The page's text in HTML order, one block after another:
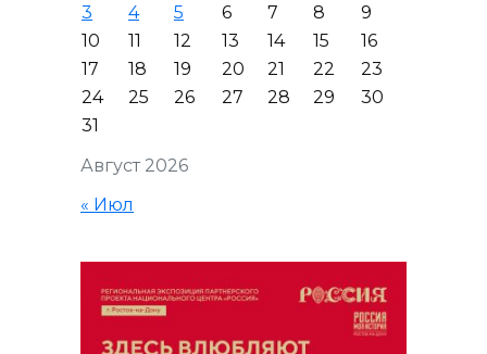
Август 2026
3
4 5 6 7 8
9
10
11 12 13 14 15
16
17
18 19 20 21 22
23
24
25 26 27 28 29
30
31
« Июл